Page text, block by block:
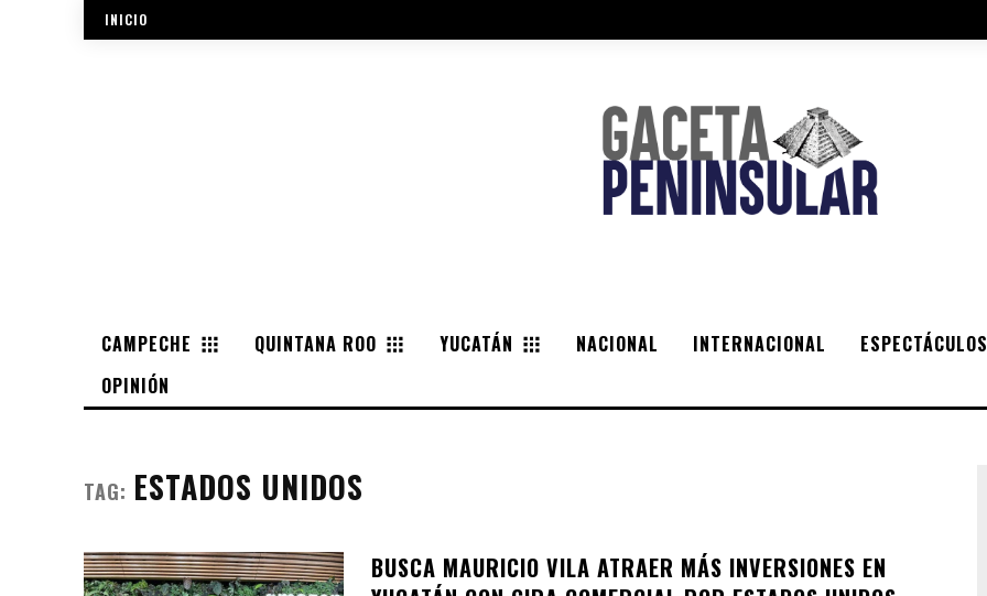
INICIO
CAMPECHE
QUINTANA ROO YUCATÁN NACIONAL INTERNACIONAL ESPECTÁCULOS
OPINIÓN
TAG: ESTADOS UNIDOS
BUSCA MAURICIO VILA ATRAER MÁS INVERSIONES EN